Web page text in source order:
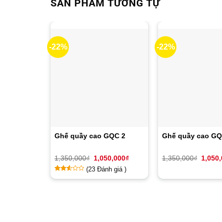
SẢN PHẨM TƯƠNG TỰ
-22%
Ghế quầy cao GQC 2
1,350,000₫ Giá
là:
1,350,000₫.
1,050,000₫Giá
là:
2.43
14
(23Đánh giá )
-22%
Ghế quầy cao
1,350,000₫ Giá